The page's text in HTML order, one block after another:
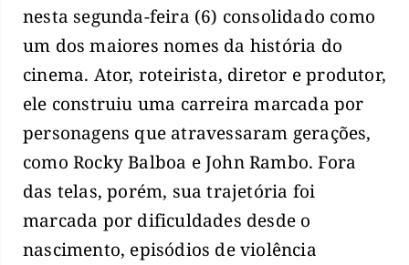
nesta segunda-feira (6) consolidado como
um dos maiores nomes da história do
cinema. Ator, roteirista, diretor e produtor,
ele construiu uma carreira marcada por
personagens que atravessaram gerações,
como Rocky Balboa e John Rambo. Fora
das telas, porém, sua trajetória foi
marcada por dificuldades desde o
nascimento, episódios de violência